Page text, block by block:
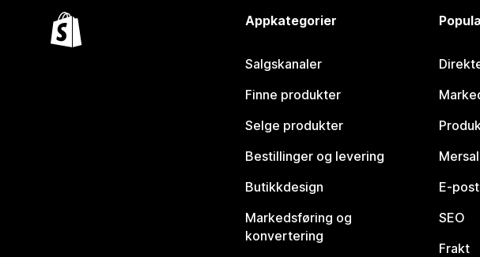
Appkategorier
Salgskanaler
Finne produkter
Selge produkter
Bestillinger og levering
Butikkdesign
Markedsføring og
konvertering
E-
SEO
Frakt